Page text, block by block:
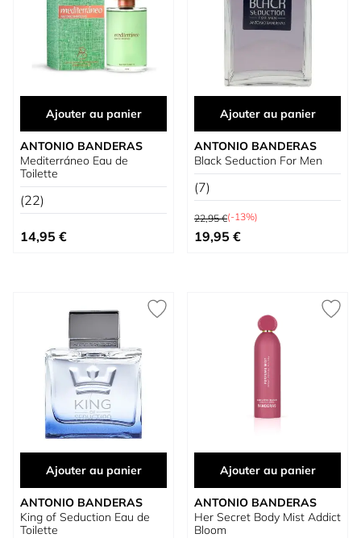
Ajouter au panier
ANTONIO BANDERAS
Mediterráneo Eau de
Toilette
(22)
14,95 €
Ajouter au panier
ANTONIO BANDERAS
Black Seduction For Men
(7)
Prix normal
22,95 €(-13%)
Prix spécial
19,95 €
Ajouter au panier
ANTONIO BANDERAS
King of Seduction Eau de
Toilette
Ajouter au panier
ANTONIO BANDERAS
Her Secret Body Mist Addict
Bloom